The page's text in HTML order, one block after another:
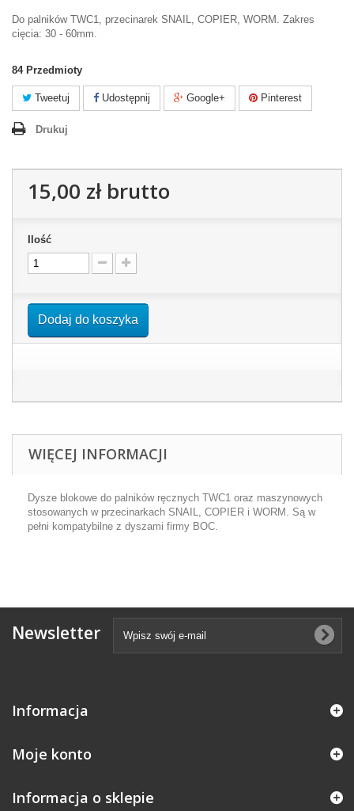
Do palników TWC1, przecinarek SNAIL, COPIER, WORM. Zakres
cięcia: 30 - 60mm.
84 Przedmioty
Tweetuj Udostępnij Google+ Pinterest
Drukuj
15,00 złbrutto
Ilość
Dodaj do koszyka
WIĘCEJ INFORMACJI
Dysze blokowe do palników ręcznych TWC1 oraz maszynowych
stosowanych w przecinarkach SNAIL, COPIER i WORM. Są w
pełni kompatybilne z dyszami firmy BOC.
Newsletter
Informacja
Moje konto
Informacja o sklepie